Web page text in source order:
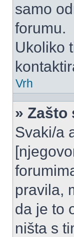
samo
forumu.
Ukoliko
Vrh
» Zašto
Svaki/a
pravila,
da je to
ništa s